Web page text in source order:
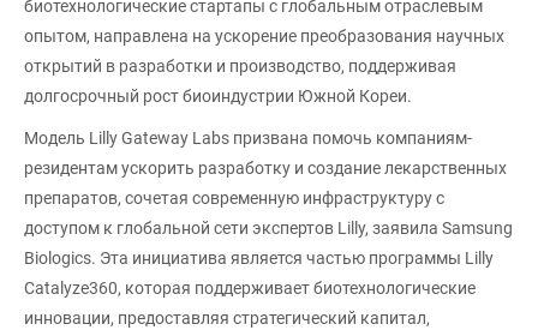
биотехнологические стартапы с глобальным отраслевым
опытом, направлена на ускорение преобразования научных
открытий в разработки и производство, поддерживая
долгосрочный рост биоиндустрии Южной Кореи.
Модель Lilly Gateway Labs призвана помочь компаниям-
резидентам ускорить разработку и создание лекарственных
препаратов, сочетая современную инфраструктуру с
доступом к глобальной сети экспертов Lilly, заявила Samsung
Biologics. Эта инициатива является частью программы Lilly
Catalyze360, которая поддерживает биотехнологические
инновации, предоставляя стратегический капитал,